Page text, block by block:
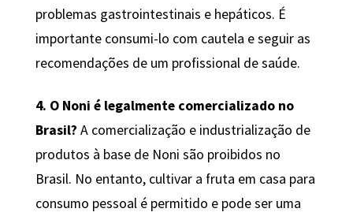
problemas gastrointestinais e hepáticos. É
importante consumi-lo com cautela e seguir as
recomendações de um profissional de saúde.
4. O Noni é legalmente comercializado no
Brasil? A comercialização e industrialização de
produtos à base de Noni são proibidos no
Brasil. No entanto, cultivar a fruta em casa para
consumo pessoal é permitido e pode ser uma